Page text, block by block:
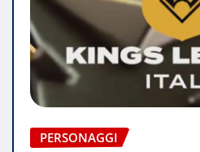
PERSONAGGI